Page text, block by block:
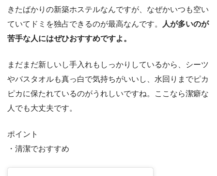
きたばかりの新築ホステルなんですが、なぜかいつも空い
ていてドミを独占できるのが最高なんです。
人が多いのが
苦手な人にはぜひおすすめですよ。
まだまだ新しいし手入れもしっかりしているから、シーツ
やバスタオルも真っ白で気持ちがいいし、水回りまでピカ
ピカに保たれているのがうれしいですね。ここなら潔癖な
人でも大丈夫です。
ポイント
・清潔でおすすめ